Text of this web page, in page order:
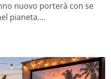
nuovo porterà con se
pianeta.…